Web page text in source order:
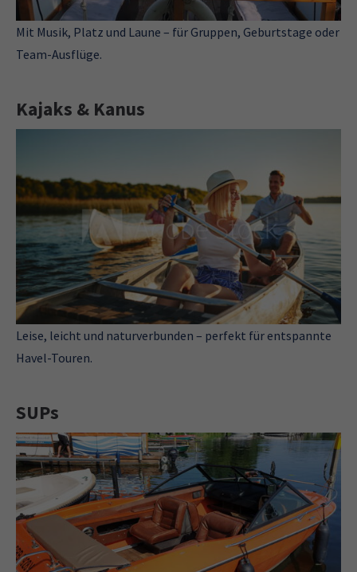
Mit Musik, Platz und Laune – für Gruppen, Geburtstage oder
Team-Ausflüge.
Kajaks & Kanus
Leise, leicht und naturverbunden – perfekt für entspannte
Havel-Touren.
SUPs